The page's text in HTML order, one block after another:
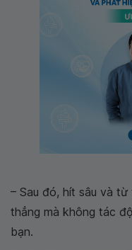
– Sau đó, hít sâu và
thẳng mà không tác
bạn.